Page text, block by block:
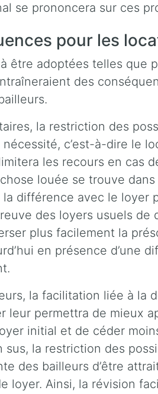
se prononcera sur ces
pour les
être adoptées telles que
des
la restriction des
c’est-à-dire le
les recours en cas
chose louée se trouve
différence avec le loyer
des loyers usuels
plus facilement la
en présence d’une
la facilitation liée à la
leur permettra de mieux
initial et de céder
sus, la restriction des
des bailleurs d’être
loyer. Ainsi, la révision